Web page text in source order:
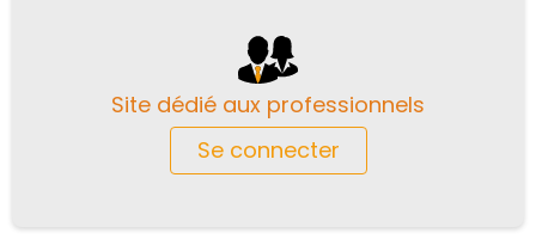
Site dédié aux professionnels
Se connecter